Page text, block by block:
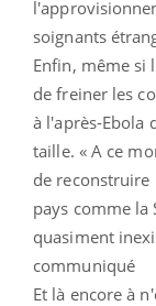
soignants
Enfin, même si
de freiner les
à l'après-Ebola
taille. « A ce
de reconstruire
pays comme la
quasiment
communiqué
Et là encore à